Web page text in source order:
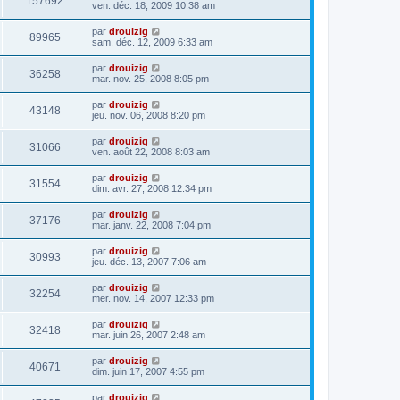
ven. déc. 18, 2009 10:38 am
89965 par drouizig
sam. déc. 12, 2009 6:33 am
36258 par drouizig
mar. nov. 25, 2008 8:05 pm
43148 par drouizig
jeu. nov. 06, 2008 8:20 pm
31066 par drouizig
ven. août 22, 2008 8:03 am
31554 par drouizig
dim. avr. 27, 2008 12:34 pm
37176 par drouizig
mar. janv. 22, 2008 7:04 pm
30993 par drouizig
jeu. déc. 13, 2007 7:06 am
32254 par drouizig
mer. nov. 14, 2007 12:33 pm
32418 par drouizig
mar. juin 26, 2007 2:48 am
40671 par drouizig
dim. juin 17, 2007 4:55 pm
par drouizig